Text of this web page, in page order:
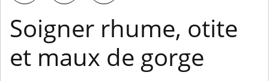
Soigner rhume, otite
et maux de gorge